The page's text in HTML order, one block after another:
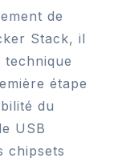
de
Stack, il
technique
étape
du
USB
chipsets